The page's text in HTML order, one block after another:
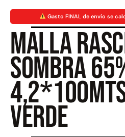
Gasto FINAL de envío se
Malla
Sombra
verde
Juego Modular 40
QplayGround
$4.859.984
Leer más